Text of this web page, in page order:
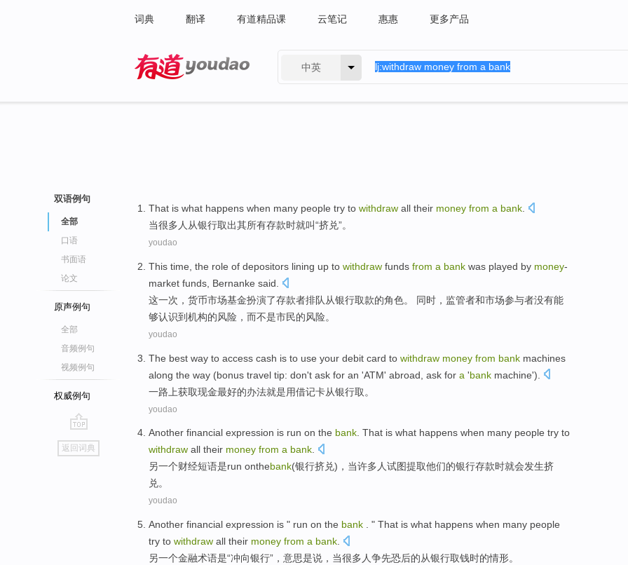
词典 翻译 有道精品课 云笔记 惠惠 更多产品
中英
双语例句
全部
口语
书面语
论文
原声例句
全部
音频例句
视频例句
权威例句
go
top
返回词典
That is what happens when many people try to withdraw all their money from a bank
当很多 人 从银行取出其所有存款时就叫“挤兑”。
youdao
This time , the role of depositors lining up to withdraw funds from a bank was played by money-
market funds, Bernanke said.
这一次 ，货币市场基金扮演了存款者排队 从银行取款的角色。 同时，监管者和市场参与者没有能
够认识到机构的风险，而不是市民的风险。
youdao
The best way to access cash is to use your debit card to withdraw money from bank machines
along the way (bonus travel tip: don't ask for an 'ATM' abroad, ask for a 'bank machine').
一路上获取现金最好的办法就是用借记卡从银行取 。
youdao
Another financial expression is run on the bank. That is what happens when many people try to
withdraw all their money from a bank.
另一个财经短语是run onthebank(银行挤兑)， 当许多人试图提取他们的银行存款时就会发生挤
兑。
youdao
Another financial expression is " run on the bank . " That is what happens when many people
try to withdraw all their money from a bank
另一个金融术语是“冲向银行”，意思是说， 当很多 人争先恐后的从银行取钱时的情形。